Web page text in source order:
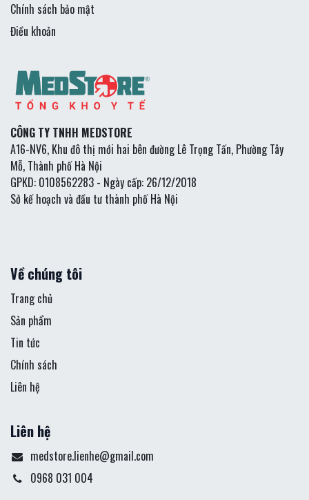
Chính sách bảo mật
Điều khoản
CÔNG TY TNHH MEDSTORE
A16-NV6, Khu đô thị mới hai bên đường Lê Trọng Tấn, Phường Tây
Mỗ, Thành phố Hà Nội
GPKD: 0108562283 - Ngày cấp: 26/12/2018
Sở kế hoạch và đầu tư thành phố Hà Nội
Về chúng tôi
Trang chủ
Sản phẩm
Tin tức
Chính sách
Liên hệ
Liên hệ
medstore.lienhe@gmail.com
0968 031 004